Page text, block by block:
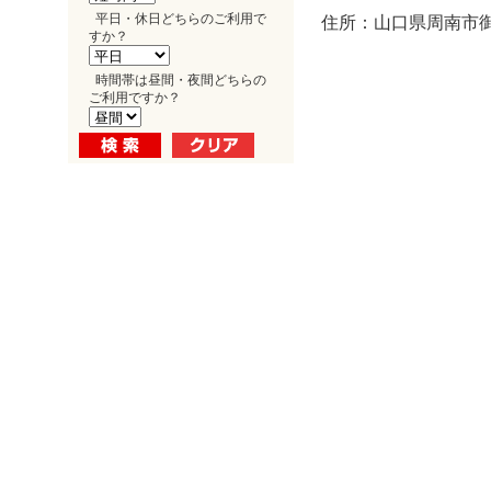
平日・休日どちらのご利用で
すか？
時間帯は昼間・夜間どちらの
ご利用ですか？
住所：山口県周南市